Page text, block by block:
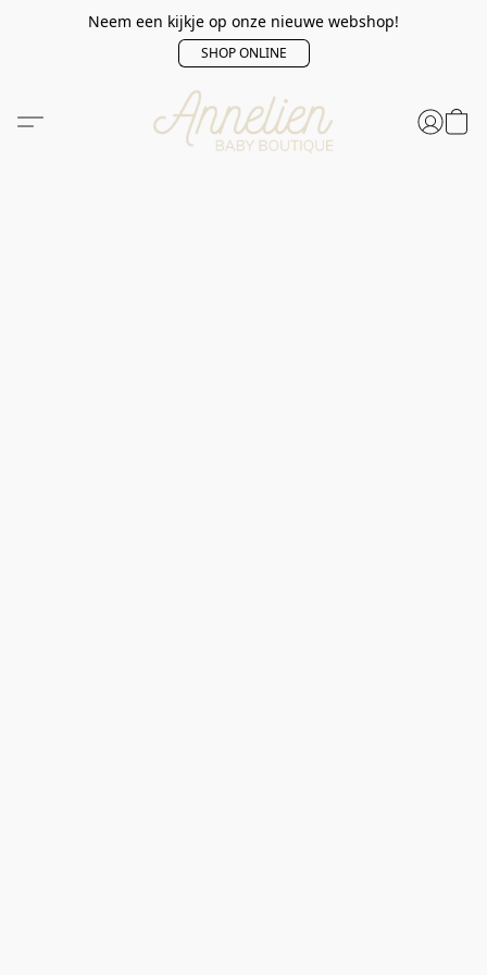
Neem een kijkje op onze nieuwe webshop!
SHOP ONLINE